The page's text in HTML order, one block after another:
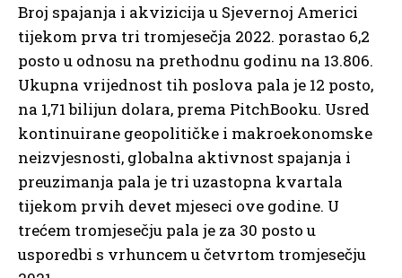
Broj spajanja i akvizicija u Sjevernoj Americi
tijekom prva tri tromjesečja 2022. porastao 6,2
posto u odnosu na prethodnu godinu na 13.806.
Ukupna vrijednost tih poslova pala je 12 posto,
na 1,71 bilijun dolara, prema PitchBooku. Usred
kontinuirane geopolitičke i makroekonomske
neizvjesnosti, globalna aktivnost spajanja i
preuzimanja pala je tri uzastopna kvartala
tijekom prvih devet mjeseci ove godine. U
trećem tromjesečju pala je za 30 posto u
usporedbi s vrhuncem u četvrtom tromjesečju